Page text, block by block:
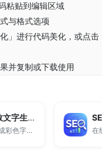
粘贴到编辑区域
与格式选项
」进行代码美化，或点
并复制或下载使用
HTML特效文字生成器
支持一键生成彩色字体、HTML文字代码、多样字体样式效果。